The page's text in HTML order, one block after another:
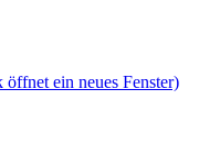
ein neues Fenster)